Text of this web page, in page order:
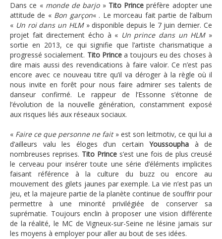
Dans ce « monde de barjo» Tito Prince préfère adopter une
attitude de « Bon garçon« . Le morceau fait partie de l’album
« Un roi dans un HLM» disponible depuis le 7 juin dernier. Ce
projet fait directement écho à « Un prince dans un HLM»
sortie en 2013, ce qui signifie que l’artiste charismatique a
progressé socialement. Tito Prince a toujours eu des choses à
dire mais aussi des revendications à faire valoir. Ce n’est pas
encore avec ce nouveau titre qu’il va déroger à la règle où il
nous invite en forêt pour nous faire admirer ses talents de
danseur confirmé. Le rappeur de l’Essonne s’étonne de
l’évolution de la nouvelle génération, constamment exposé
aux risques liés aux réseaux sociaux.
« Faire ce que personne ne fait» est son leitmotiv, ce qui lui a
d’ailleurs valu les éloges d’un certain Youssoupha à de
nombreuses reprises. Tito Prince s’est une fois de plus creusé
le cerveau pour insérer toute une série d’éléments implicites
faisant référence à la culture du buzz ou encore au
mouvement des gilets jaunes par exemple. La vie n’est pas un
jeu, et la majeure partie de la planète continue de souffrir pour
permettre à une minorité privilégiée de conserver sa
suprématie. Toujours enclin à proposer une vision différente
de la réalité, le MC de Vigneux-sur-Seine ne lésine jamais sur
les moyens à employer pour aller au bout de ses idées.